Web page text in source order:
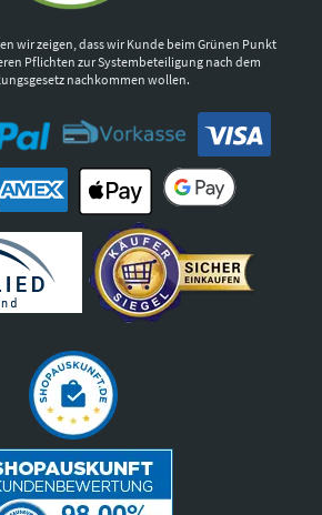
wir zeigen, dass wir Kunde beim Grünen Punkt
Pflichten zur Systembeteiligung nach dem
nachkommen wollen.